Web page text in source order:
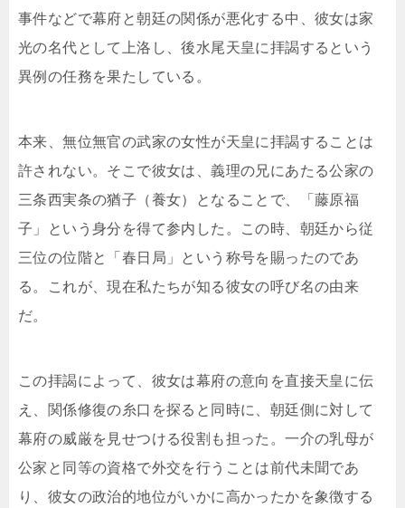
事件などで幕府と朝廷の関係が悪化する中、彼女は家
光の名代として上洛し、後水尾天皇に拝謁するという
異例の任務を果たしている。
本来、無位無官の武家の女性が天皇に拝謁することは
許されない。そこで彼女は、義理の兄にあたる公家の
三条西実条の猶子（養女）となることで、「藤原福
子」という身分を得て参内した。この時、朝廷から従
三位の位階と「春日局」という称号を賜ったのであ
る。これが、現在私たちが知る彼女の呼び名の由来
だ。
この拝謁によって、彼女は幕府の意向を直接天皇に伝
え、関係修復の糸口を探ると同時に、朝廷側に対して
幕府の威厳を見せつける役割も担った。一介の乳母が
公家と同等の資格で外交を行うことは前代未聞であ
り、彼女の政治的地位がいかに高かったかを象徴する